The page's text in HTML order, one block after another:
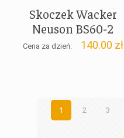
Skoczek Wacker
Neuson BS60-2
Cena za dzień: 140.00 zł
1 2 3